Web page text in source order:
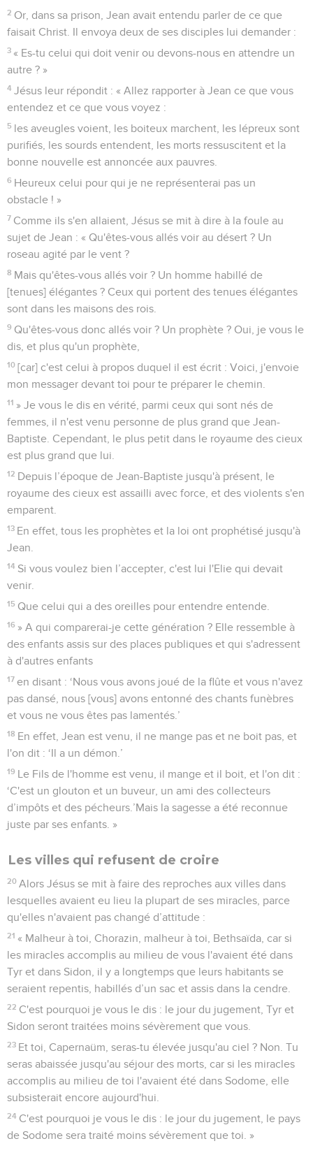
2 Or, dans sa prison, Jean avait entendu parler de ce que
faisait Christ. Il envoya deux de ses disciples lui demander :
3 « Es-tu celui qui doit venir ou devons-nous en attendre un
autre ? »
4 Jésus leur répondit : « Allez rapporter à Jean ce que vous
entendez et ce que vous voyez :
5 les aveugles voient, les boiteux marchent, les lépreux sont
purifiés, les sourds entendent, les morts ressuscitent et la
bonne nouvelle est annoncée aux pauvres.
6 Heureux celui pour qui je ne représenterai pas un
obstacle ! »
7 Comme ils s'en allaient, Jésus se mit à dire à la foule au
sujet de Jean : « Qu'êtes-vous allés voir au désert ? Un
roseau agité par le vent ?
8 Mais qu'êtes-vous allés voir ? Un homme habillé de
[tenues] élégantes ? Ceux qui portent des tenues élégantes
sont dans les maisons des rois.
9 Qu'êtes-vous donc allés voir ? Un prophète ? Oui, je vous le
dis, et plus qu'un prophète,
10 [car] c'est celui à propos duquel il est écrit : Voici, j'envoie
mon messager devant toi pour te préparer le chemin.
11 » Je vous le dis en vérité, parmi ceux qui sont nés de
femmes, il n'est venu personne de plus grand que Jean-
Baptiste. Cependant, le plus petit dans le royaume des cieux
est plus grand que lui.
12 Depuis l’époque de Jean-Baptiste jusqu'à présent, le
royaume des cieux est assailli avec force, et des violents s'en
emparent.
13 En effet, tous les prophètes et la loi ont prophétisé jusqu'à
Jean.
14 Si vous voulez bien l’accepter, c'est lui l'Elie qui devait
venir.
15 Que celui qui a des oreilles pour entendre entende.
16 » A qui comparerai-je cette génération ? Elle ressemble à
des enfants assis sur des places publiques et qui s'adressent
à d'autres enfants
17 en disant : ‘Nous vous avons joué de la flûte et vous n'avez
pas dansé, nous [vous] avons entonné des chants funèbres
et vous ne vous êtes pas lamentés.’
18 En effet, Jean est venu, il ne mange pas et ne boit pas, et
l'on dit : ‘Il a un démon.’
19 Le Fils de l'homme est venu, il mange et il boit, et l'on dit :
‘C'est un glouton et un buveur, un ami des collecteurs
d’impôts et des pécheurs.’Mais la sagesse a été reconnue
juste par ses enfants. »
Les villes qui refusent de croire
20 Alors Jésus se mit à faire des reproches aux villes dans
lesquelles avaient eu lieu la plupart de ses miracles, parce
qu'elles n'avaient pas changé d’attitude :
21 « Malheur à toi, Chorazin, malheur à toi, Bethsaïda, car si
les miracles accomplis au milieu de vous l'avaient été dans
Tyr et dans Sidon, il y a longtemps que leurs habitants se
seraient repentis, habillés d’un sac et assis dans la cendre.
22 C'est pourquoi je vous le dis : le jour du jugement, Tyr et
Sidon seront traitées moins sévèrement que vous.
23 Et toi, Capernaüm, seras-tu élevée jusqu'au ciel ? Non. Tu
seras abaissée jusqu'au séjour des morts, car si les miracles
accomplis au milieu de toi l'avaient été dans Sodome, elle
subsisterait encore aujourd'hui.
24 C'est pourquoi je vous le dis : le jour du jugement, le pays
de Sodome sera traité moins sévèrement que toi. »